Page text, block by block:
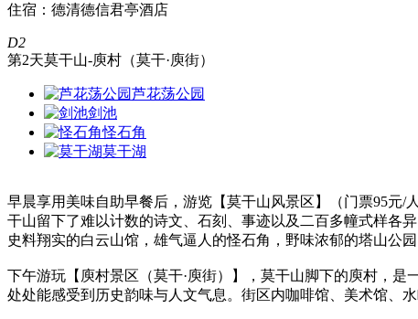
住宿：德清德信君亭酒店
D2
第2天莫干山-庾村（莫干·庾街）
芦花荡公园
剑池
怪石角
莫干湖
早晨享用美味自助早餐后，游览【莫干山风景区】（门票95元
干山留下了难以计数的诗文、石刻、事迹以及二百多幢式样各
史料翔实的白云山馆，雄气逼人的怪石角，野味浓郁的塔山公
下午游玩【庾村景区（莫干·庾街）】，莫干山脚下的庾村，
处处能感受到历史韵味与人文气息。街区内咖啡馆、美术馆、